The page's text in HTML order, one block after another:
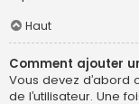
Haut
Comment ajouter
Vous devez d’abord
de l’utilisateur. Une